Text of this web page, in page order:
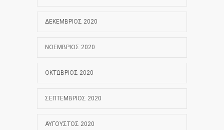
ΔΕΚΈΜΒΡΙΟΣ 2020
ΝΟΈΜΒΡΙΟΣ 2020
ΟΚΤΏΒΡΙΟΣ 2020
ΣΕΠΤΈΜΒΡΙΟΣ 2020
ΑΎΓΟΥΣΤΟΣ 2020